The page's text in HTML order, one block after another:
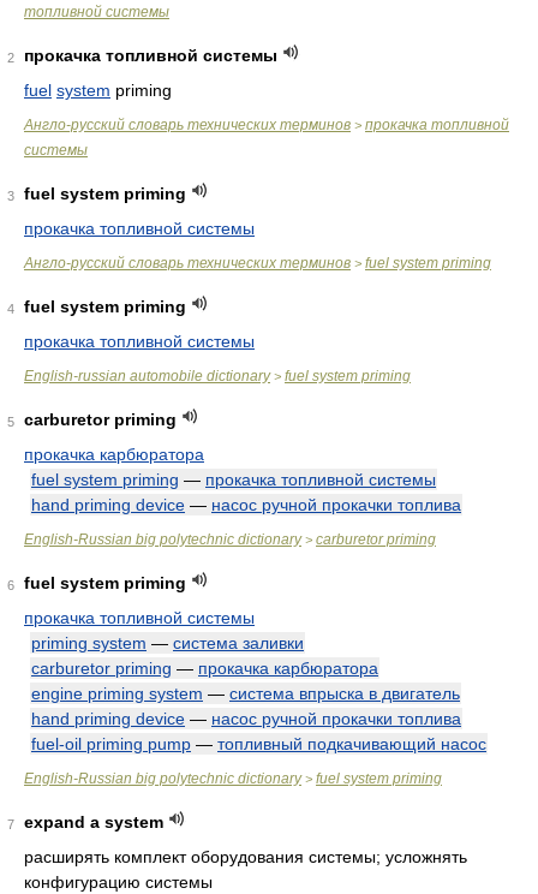
топливной системы
2
прокачка топливной системы
fuel system priming
Англо-русский словарь технических терминов > прокачка топливной
системы
3
fuel system priming
прокачка топливной системы
Англо-русский словарь технических терминов > fuel system priming
4
fuel system priming
прокачка топливной системы
English-russian automobile dictionary> fuel system priming
5
carburetor priming
прокачка карбюратора
fuel system priming — прокачка топливной системы
hand priming device — насос ручной прокачки топлива
English-Russian big polytechnic dictionary> carburetor priming
6
fuel system priming
прокачка топливной системы
priming system — система заливки
carburetor priming — прокачка карбюратора
engine priming system — система впрыска в двигатель
hand priming device — насос ручной прокачки топлива
fuel-oil priming pump — топливный подкачивающий насос
English-Russian big polytechnic dictionary> fuel system priming
7
expand a system
расширять комплект оборудования системы; усложнять
конфигурацию системы